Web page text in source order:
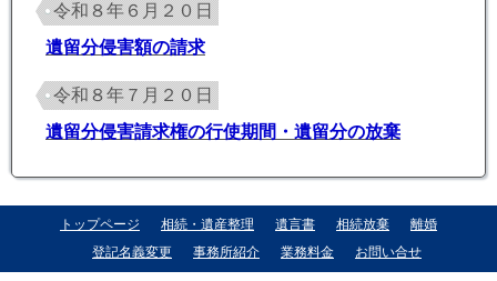
令和８年６月２０日
遺留分侵害額の請求
令和８年７月２０日
遺留分侵害請求権の行使期間・遺留分の放棄
トップページ 相続・遺産整理 遺言書 相続放棄
離婚
登記名義変更
事務所紹介 業務料金 お問い合せ